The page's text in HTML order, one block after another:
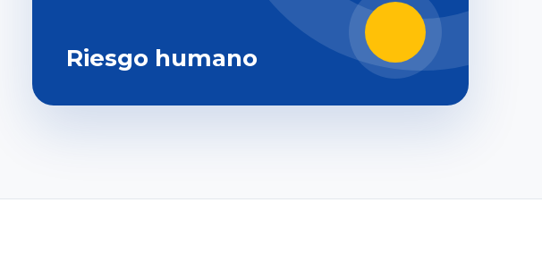
Riesgo humano